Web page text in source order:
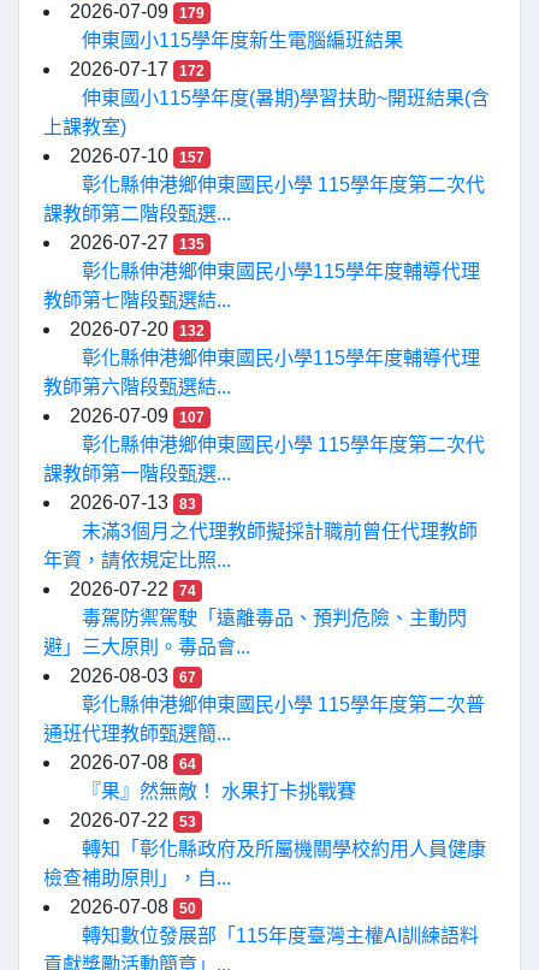
2026-07-09
179
伸東國小115學年度新生電腦編班結果
2026-07-17
172
伸東國小115學年度(暑期)學習扶助~開班結果(含
上課教室)
2026-07-10
157
彰化縣伸港鄉伸東國民小學 115學年度第二次代
課教師第二階段甄選...
2026-07-27
135
彰化縣伸港鄉伸東國民小學115學年度輔導代理
教師第七階段甄選結...
2026-07-20
132
彰化縣伸港鄉伸東國民小學115學年度輔導代理
教師第六階段甄選結...
2026-07-09
107
彰化縣伸港鄉伸東國民小學 115學年度第二次代
課教師第一階段甄選...
2026-07-13
83
未滿3個月之代理教師擬採計職前曾任代理教師
年資，請依規定比照...
2026-07-22
74
毒駕防禦駕駛「遠離毒品、預判危險、主動閃
避」三大原則。毒品會...
2026-08-03
67
彰化縣伸港鄉伸東國民小學 115學年度第二次普
通班代理教師甄選簡...
2026-07-08
64
『果』然無敵！ 水果打卡挑戰賽
2026-07-22
53
轉知「彰化縣政府及所屬機關學校約用人員健康
檢查補助原則」，自...
2026-07-08
50
轉知數位發展部「115年度臺灣主權AI訓練語料
貢獻獎勵活動簡章」...